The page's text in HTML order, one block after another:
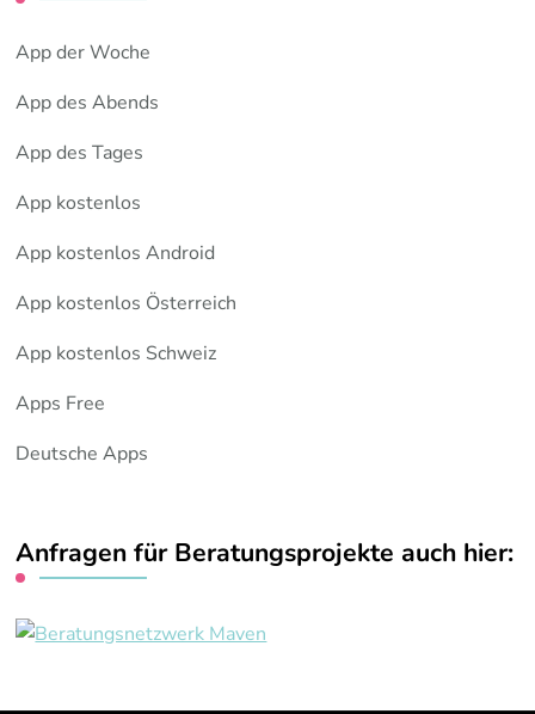
App der Woche
App des Abends
App des Tages
App kostenlos
App kostenlos Android
App kostenlos Österreich
App kostenlos Schweiz
Apps Free
Deutsche Apps
Anfragen für Beratungsprojekte auch hier: